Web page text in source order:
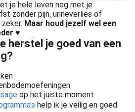
je hele leven nog met je
zonder pijn, urineverlies of
Maar houd jezelf wel een
♥️
herstel je goed van een
op het juiste moment
help ik je veilig en goed